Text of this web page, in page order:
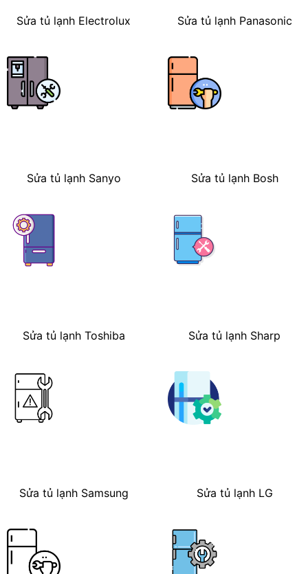
Sửa tủ lạnh Electrolux Sửa tủ lạnh Panasonic
Sửa tủ lạnh Sanyo Sửa tủ lạnh Bosh
Sửa tủ lạnh Toshiba Sửa tủ lạnh Sharp
Sửa tủ lạnh Samsung Sửa tủ lạnh LG